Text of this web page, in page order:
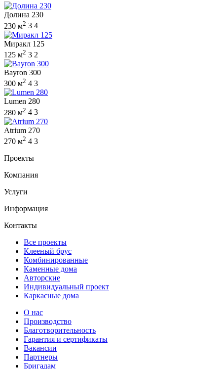
Долина 230
230 м2 3 4
Миракл 125
125 м2 3 2
Bayron 300
300 м2 4 3
Lumen 280
280 м2 4 3
Atrium 270
270 м2 4 3
Проекты
Компания
Услуги
Информация
Контакты
Все проекты
Клееный брус
Комбинированные
Каменные дома
Авторские
Индивидуальный проект
Каркасные дома
О нас
Производство
Благотворительность
Гарантия и сертификаты
Вакансии
Партнеры
Бригадам